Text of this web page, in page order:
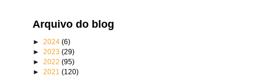
Arquivo do blog
►2024(6)
►2023(29)
►2022(95)
►2021(120)